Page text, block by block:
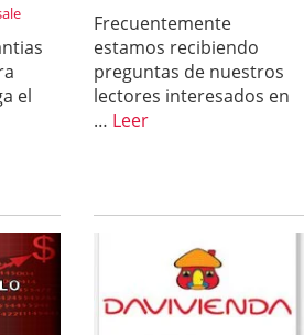
el
Frecuentemente
estamos recibiendo
preguntas de nuestros
lectores interesados en
… Leer